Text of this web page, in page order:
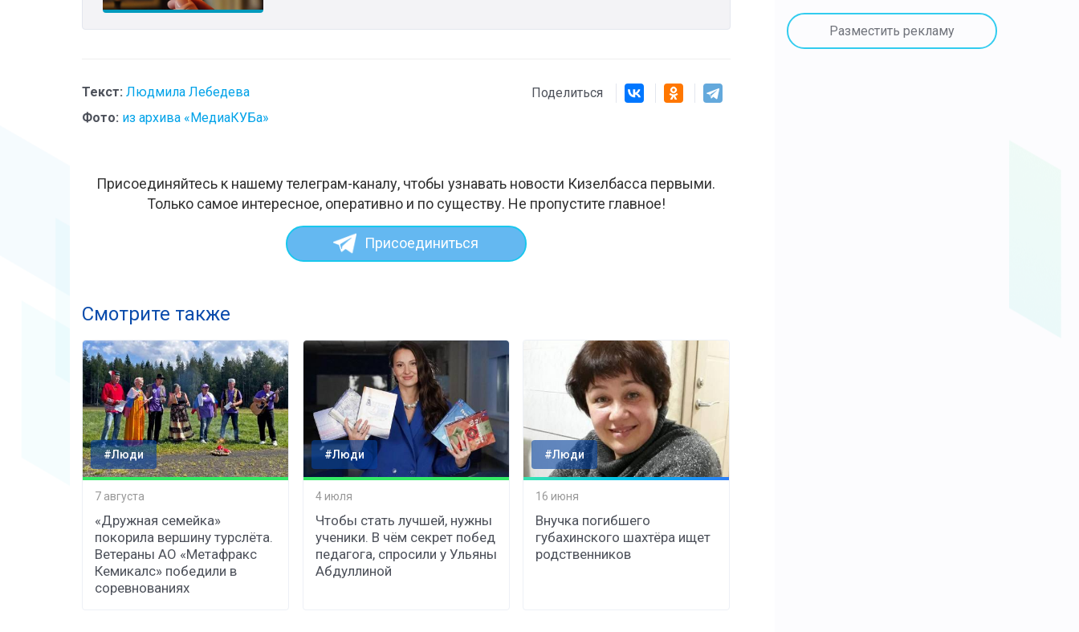
Текст: Людмила Лебедева
Фото: из архива «МедиаКУБа»
Поделиться
Присоединяйтесь к нашему телеграм-каналу, чтобы узнавать новости Кизелбасса первыми.
Только самое интересное, оперативно и по существу. Не пропустите главное!
Присоединиться
Смотрите также
#Люди
7 августа
«Дружная семейка»
покорила вершину турслёта.
Ветераны АО «Метафракс
Кемикалс» победили в
соревнованиях
#Люди
4 июля
Чтобы стать лучшей, нужны
ученики. В чём секрет побед
педагога, спросили у Ульяны
Абдуллиной
#Люди
16 июня
Внучка погибшего
губахинского шахтёра ищет
родственников
Разместить рекламу